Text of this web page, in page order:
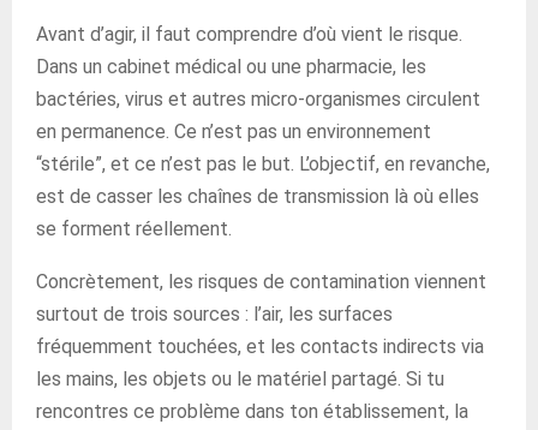
Avant d’agir, il faut comprendre d’où vient le risque.
Dans un cabinet médical ou une pharmacie, les
bactéries, virus et autres micro-organismes circulent
en permanence. Ce n’est pas un environnement
“stérile”, et ce n’est pas le but. L’objectif, en revanche,
est de casser les chaînes de transmission là où elles
se forment réellement.
Concrètement, les risques de contamination viennent
surtout de trois sources : l’air, les surfaces
fréquemment touchées, et les contacts indirects via
les mains, les objets ou le matériel partagé. Si tu
rencontres ce problème dans ton établissement, la